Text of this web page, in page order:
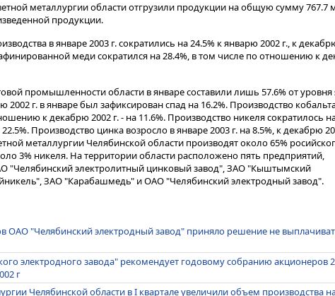
металлургии области отгрузили продукции на общую сумму 767.7
продукции.
в январе 2003 г. сократились на 24.5% к январю 2002 г., к
меди сократился на 28.4%, в том числе по отношению к
промышленности области в январе составили лишь 57.6% от уровня
г. в январе был зафиксирован спад на 16.2%. Производство
к декабрю 2002 г. - на 11.6%. Производство никеля сократилось
Производство цинка возросло в январе 2003 г. на 8.5%, к декабрю
металлургии Челябинской области производят около 65%
3% никеля. На территории области расположено пять предприятий,
"Челябинский электролитный цинковый завод", ЗАО "Кыштымский
ЗАО "Карабашмедь" и ОАО "Челябинский электродный завод".
ОАО "Челябинский электродный завод" приняло решение не
электродного завода" рекомендует годовому собранию акционеров
г
Челябинской области в I квартале увеличили объем производства